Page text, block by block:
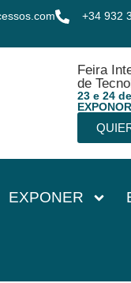
+34 932
Feira
de
23 e 24
EXPONER